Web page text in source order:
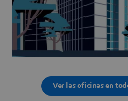
Ver las oficinas en